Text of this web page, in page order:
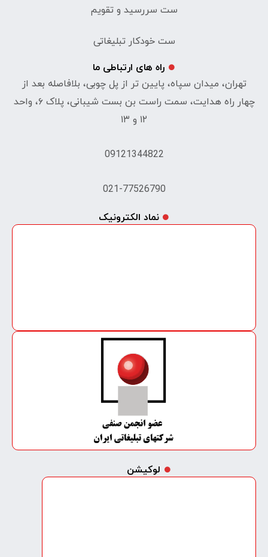
ست سررسید و تقویم
ست خودکار تبلیغاتی
راه های ارتباطی ما
تهران، میدان سپاه، پایین تر از پل چوبی، بلافاصله بعد از
چهار راه هدایت، سمت راست بن بست شیبانی، پلاک ۶، واحد
۱۲ و ۱۳
09121344822
021-77526790
نماد الکترونیک
لوکیشن